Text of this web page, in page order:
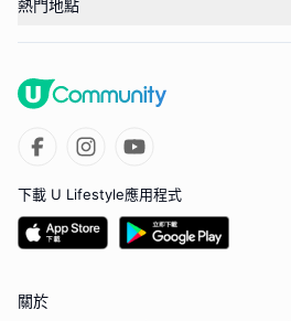
熱門地點
下載 U Lifestyle應用程式
關於